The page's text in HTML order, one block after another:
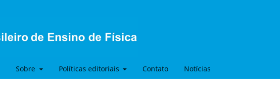
Sobre Políticas editoriais Contato Notícias